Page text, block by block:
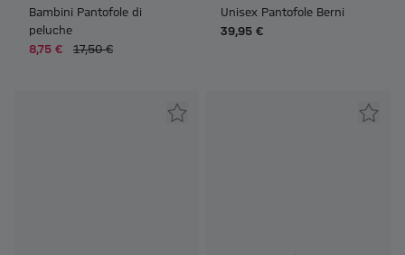
Bambini Pantofole di
peluche
8,75 €
17,50 €
Unisex Pantofole Berni
39,95 €